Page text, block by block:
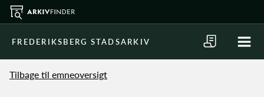
FREDERIKSBERG STADSARKIV
Tilbage til emneoversigt